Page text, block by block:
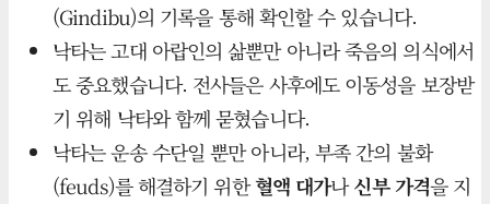
(Gindibu)의 기록을 통해 확인할 수 있습니다.
낙타는 고대 아랍인의 삶뿐만 아니라 죽음의 의식에서
도 중요했습니다. 전사들은 사후에도 이동성을 보장받
기 위해 낙타와 함께 묻혔습니다.
낙타는 운송 수단일 뿐만 아니라, 부족 간의 불화
(feuds)를 해결하기 위한혈액 대가나신부 가격을 지